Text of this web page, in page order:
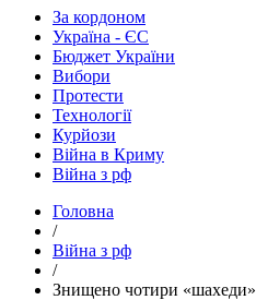
За кордоном
Україна - ЄС
Бюджет України
Вибори
Протести
Технології
Курйози
Війна в Криму
Війна з рф
Головна
/
Війна з рф
/
​Знищено чотири